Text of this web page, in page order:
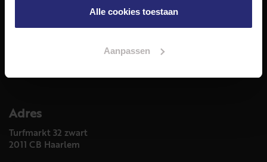
Alle cookies toestaan
Aanpassen
Aankoop
Meer informatie over
Adres
Turfmarkt 32 zwart
2011 CB Haarlem